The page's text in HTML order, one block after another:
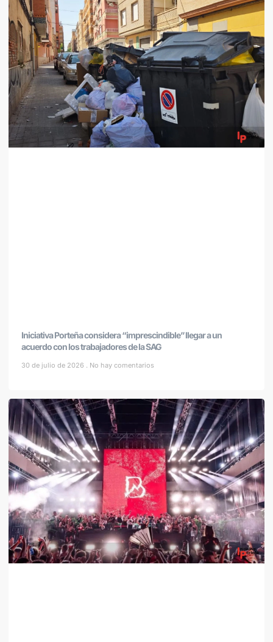
Iniciativa Porteña considera “imprescindible” llegar a un
acuerdo con los trabajadores de la SAG
30 de julio de 2026 No hay comentarios